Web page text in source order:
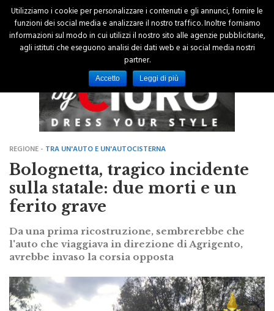
REGIONE - TRA UN'AUTO E UN'AUTOCISTERNA
Bolognetta, tragico incidente
sulla statale: due morti e un
ferito grave
Da una prima ricostruzione, sembrerebbe che
l'auto che viaggiava in direzione di Agrigento,
avrebbe invaso la corsia opposta
Utilizziamo i cookie per personalizzare i contenuti e gli annunci, fornire le
funzioni dei social media e analizzare il nostro traffico. Inoltre forniamo
informazioni sul modo in cui utilizzi il nostro sito alle agenzie pubblicitarie,
agli istituti che eseguono analisi dei dati web e ai social media nostri
partner.
Accetto Leggi di più